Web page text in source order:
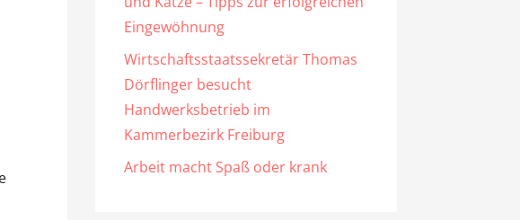
Eingewöhnung
Wirtschaftsstaatssekretär Thomas
Dörflinger besucht
Handwerksbetrieb im
Kammerbezirk Freiburg
Arbeit macht Spaß oder krank